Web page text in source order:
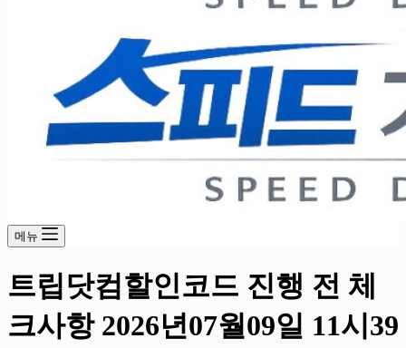
메뉴
트립닷컴할인코드 진행 전 체
크사항 2026년07월09일 11시39